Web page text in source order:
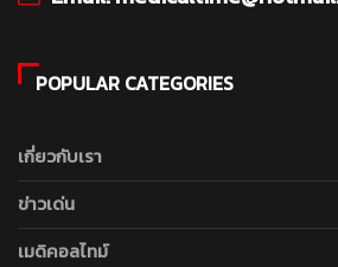
POPULAR CATEGORIES
เกี่ยวกับเรา
ข่าวเด่น
เมดิคอลไทม์